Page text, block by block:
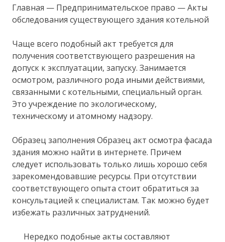
Главная — Предпринимательское право — Акты
обследования существующего здания котельной
Чаще всего подобный акт требуется для
получения соответствующего разрешения на
допуск к эксплуатации, запуску. Занимается
осмотром, различного рода иными действиями,
связанными с котельными, специальный орган.
Это учреждение по экологическому,
техническому и атомному надзору.
Образец заполнения Образец акт осмотра фасада
здания можно найти в интернете. Причем
следует использовать только лишь хорошо себя
зарекомендовавшие ресурсы. При отсутствии
соответствующего опыта стоит обратиться за
консультацией к специалистам. Так можно будет
избежать различных затруднений.
Нередко подобные акты составляют